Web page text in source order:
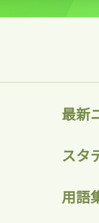
最新
スタ
用語